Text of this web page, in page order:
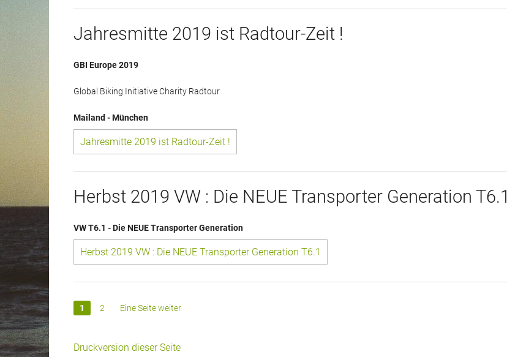
Jahresmitte 2019 ist Radtour-Zeit !
GBI Europe 2019
Global Biking Initiative Charity Radtour
Mailand - München
Jahresmitte 2019 ist Radtour-Zeit !
Herbst 2019 VW : Die NEUE Transporter Generation T6.1
VW T6.1 - Die NEUE Transporter Generation
Herbst 2019 VW : Die NEUE Transporter Generation T6.1
1 2 Eine Seite weiter
Druckversion dieser Seite